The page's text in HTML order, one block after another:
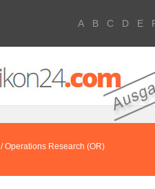
A B C D E
/ Operations Research (OR)